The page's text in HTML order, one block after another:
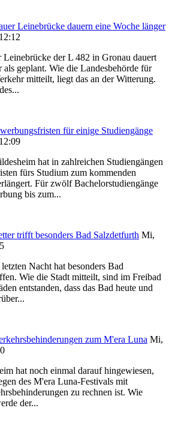
Leinebrücke dauern eine Woche länger
Leinebrücke der L 482 in Gronau dauert
als geplant. Wie die Landesbehörde für
mitteilt, liegt das an der Witterung.
für einige Studiengänge
hat in zahlreichen Studiengängen
fürs Studium zum kommenden
Für zwölf Bachelorstudiengänge
bis zum...
trifft besonders Bad Salzdetfurth Mi,
Nacht hat besonders Bad
Wie die Stadt mitteilt, sind im Freibad
entstanden, dass das Bad heute und
zum M'era Luna Mi,
hat noch einmal darauf hingewiesen,
des M'era Luna-Festivals mit
zu rechnen ist. Wie
der...